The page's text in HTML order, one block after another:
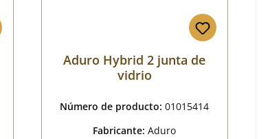
Aduro Hybrid 2 junta de
vidrio
Número de producto:01015414
Fabricante:Aduro